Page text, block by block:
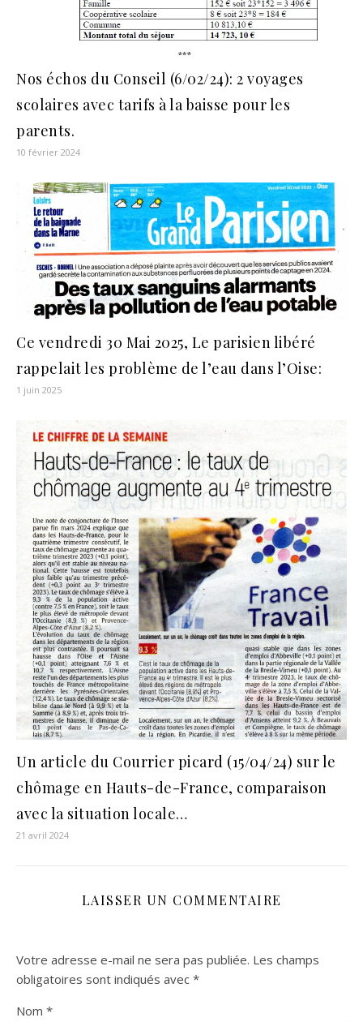
Nos échos du Conseil (6/02/24): 2 voyages
scolaires avec tarifs à la baisse pour les
parents.
10 février 2024
Ce vendredi 30 Mai 2025, Le parisien libéré
rappelait les problème de l’eau dans l’Oise:
1 juin 2025
Un article du Courrier picard (15/04/24) sur le
chômage en Hauts-de-France, comparaison
avec la situation locale…
21 avril 2024
LAISSER UN COMMENTAIRE
Votre adresse e-mail ne sera pas publiée. Les champs
obligatoires sont indiqués avec *
Nom *